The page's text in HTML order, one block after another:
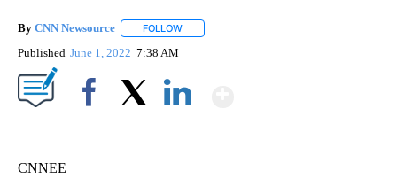
By CNN Newsource FOLLOW
Published June 1, 2022 7:38 AM
CNNEE